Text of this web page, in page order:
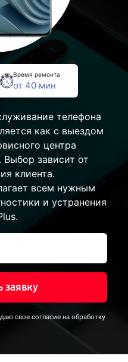
Время ремонта
от 40 мин
телефона
как с выездом
центра
Выбор зависит от
клиента.
всем нужным
и устранения
заявку
свое согласие на обработку